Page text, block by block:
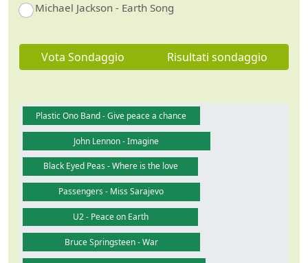
Michael Jackson - Earth Song
Vota Sondaggio Risultati sondaggio
Plastic Ono Band - Give peace a chance
John Lennon - Imagine
Black Eyed Peas - Where is the love
Passengers - Miss Sarajevo
U2 - Peace on Earth
Bruce Springsteen - War